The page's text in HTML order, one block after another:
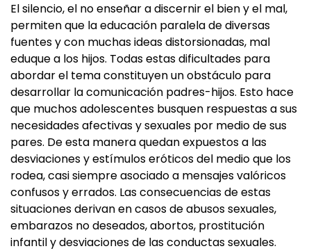
El silencio, el no enseñar a discernir el bien y el mal,
permiten que la educación paralela de diversas
fuentes y con muchas ideas distorsionadas, mal
eduque a los hijos. Todas estas dificultades para
abordar el tema constituyen un obstáculo para
desarrollar la comunicación padres-hijos. Esto hace
que muchos adolescentes busquen respuestas a sus
necesidades afectivas y sexuales por medio de sus
pares. De esta manera quedan expuestos a las
desviaciones y estímulos eróticos del medio que los
rodea, casi siempre asociado a mensajes valóricos
confusos y errados. Las consecuencias de estas
situaciones derivan en casos de abusos sexuales,
embarazos no deseados, abortos, prostitución
infantil y desviaciones de las conductas sexuales.